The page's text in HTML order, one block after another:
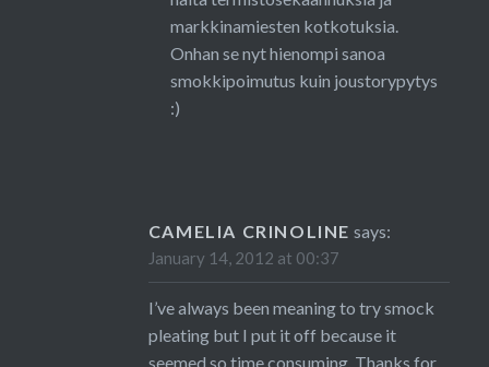
markkinamiesten kotkotuksia.
Onhan se nyt hienompi sanoa
smokkipoimutus kuin joustorypytys
:)
CAMELIA CRINOLINE says:
January 14, 2012 at 00:37
I’ve always been meaning to try smock
pleating but I put it off because it
seemed so time consuming. Thanks for